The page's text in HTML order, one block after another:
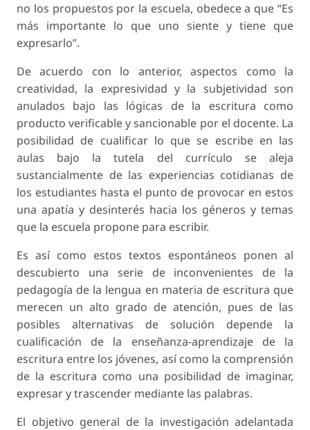
no los propuestos por la escuela, obedece a que “Es
más importante lo que uno siente y tiene que
expresarlo”.
De acuerdo con lo anterior, aspectos como la
creatividad, la expresividad y la subjetividad son
anulados bajo las lógicas de la escritura como
producto verificable y sancionable por el docente. La
posibilidad de cualificar lo que se escribe en las
aulas bajo la tutela del currículo se aleja
sustancialmente de las experiencias cotidianas de
los estudiantes hasta el punto de provocar en estos
una apatía y desinterés hacia los géneros y temas
que la escuela propone para escribir.
Es así como estos textos espontáneos ponen al
descubierto una serie de inconvenientes de la
pedagogía de la lengua en materia de escritura que
merecen un alto grado de atención, pues de las
posibles alternativas de solución depende la
cualificación de la enseñanza-aprendizaje de la
escritura entre los jóvenes, así como la comprensión
de la escritura como una posibilidad de imaginar,
expresar y trascender mediante las palabras.
El objetivo general de la investigación adelantada